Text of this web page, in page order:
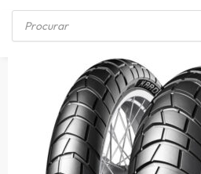
Início / PNEUS